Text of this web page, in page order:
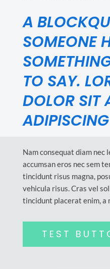
A
SOMEONE
TO SAY.
DOLOR SIT
Nam consequat diam nec
accumsan eros nec sem
tincidunt risus magna,
vehicula risus. Cras vel
tincidunt placerat enim, a
TEST